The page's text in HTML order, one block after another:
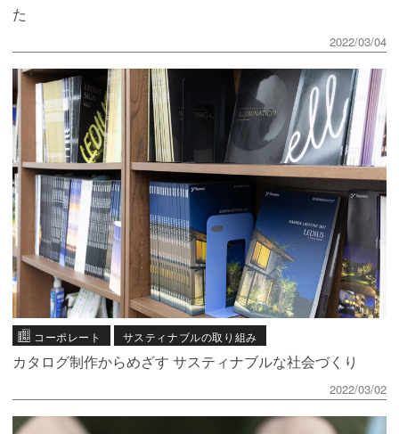
た
2022/03/04
コーポレート サスティナブルの取り組み
カタログ制作からめざす サスティナブルな社会づくり
2022/03/02